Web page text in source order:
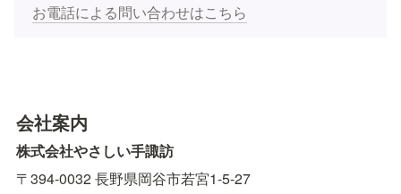
お電話による問い合わせはこちら
会社案内
株式会社やさしい手諏訪
〒394-0032 長野県岡谷市若宮1-5-27